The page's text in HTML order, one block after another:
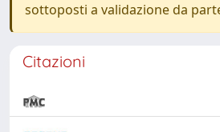
sottoposti a validazione da
Citazioni